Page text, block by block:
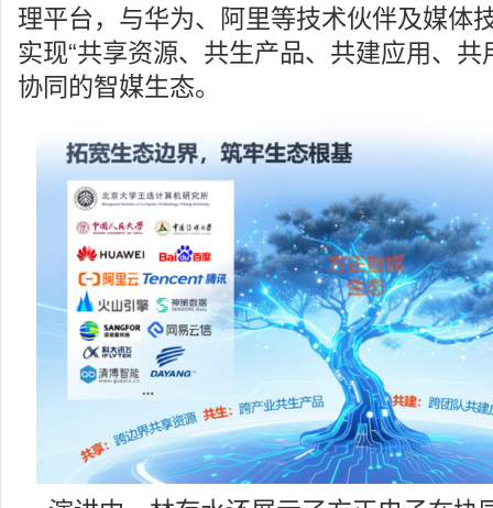
理平台，与华为、阿里等技术伙伴及媒体
实现“共享资源、共生产品、共建应用、共
协同的智媒生态。